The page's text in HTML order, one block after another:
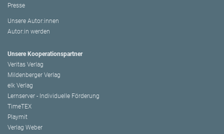
Presse
Unsere Autor:innen
Autor:in werden
Unsere Kooperationspartner
Veritas Verlag
Mildenberger Verlag
elk Verlag
Lernserver - Individuelle Förderung
TimeTEX
Playmit
Verlag Weber